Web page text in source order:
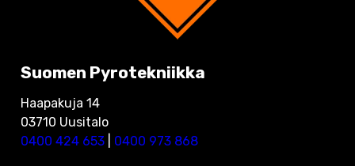
Suomen Pyrotekniikka
Haapakuja 14
03710 Uusitalo
0400 424 653
0400 973 868